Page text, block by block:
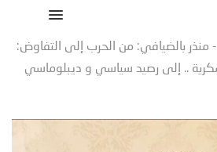
منذر بالضيافي: من الحرب إلى التفاوض:
.. إلى رصيد سياسي و ديبلوماسي